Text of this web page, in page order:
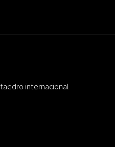
internacional